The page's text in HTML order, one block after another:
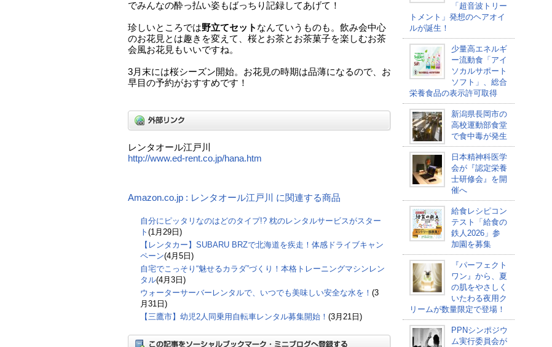
でみんなの酔っ払い姿もばっちり記録してあげて！
珍しいところでは野立てセット なんていうものも。飲み会中心
のお花見とは趣きを変えて、桜とお茶とお茶菓子を楽しむお茶
会風お花見もいいですね。
3月末には桜シーズン開始。お花見の時期は品薄になるので、お
早目の予約がおすすめです！
レンタオール江戸川
http://www.ed-rent.co.jp/hana.htm
Amazon.co.jp : レンタオール江戸川 に関連する商品
自分にピッタリなのはどのタイプ!? 枕のレンタルサービスがスター
ト (1月29日)
【レンタカー】SUBARU BRZで北海道を疾走！体感ドライブキャン
ペーン(4月5日)
自宅でこっそり“魅せるカラダ”づくり！本格トレーニングマシンレン
タル(4月3日)
ウォーターサーバーレンタルで、いつでも美味しい安全な水を！ (3
月31日)
【三鷹市】幼児2人同乗用自転車レンタル募集開始！ (3月21日)
「超音波トリー
トメント」発想のヘアオイ
ルが誕生！
少量高エネルギ
ー流動食「アイ
ソカルサポート
ソフト」、総合
栄養食品の表示許可取得
新潟県長岡市の
高校運動部食堂
で食中毒が発生
日本精神科医学
会が『認定栄養
士研修会』を開
催へ
給食レシピコン
テスト「給食の
鉄人2026」参
加園を募集
『パーフェクト
ワン』から、夏
の肌をやさしく
いたわる夜用ク
リームが数量限定で登場！
PPNシンポジウ
ム実行委員会が